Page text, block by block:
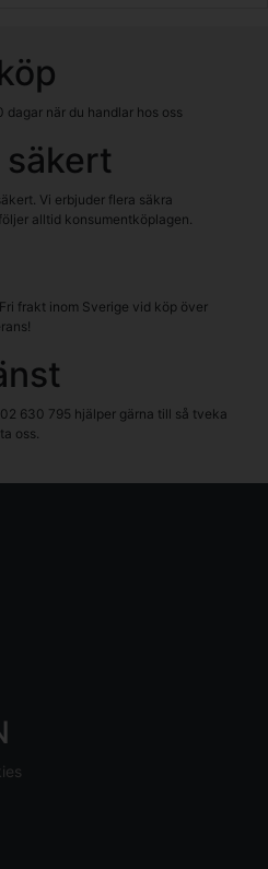
när du handlar hos oss
säkert
Vi erbjuder flera säkra
alltid konsumentköplagen.
frakt inom Sverige vid köp över
630 795 hjälper gärna till så tveka
oss.